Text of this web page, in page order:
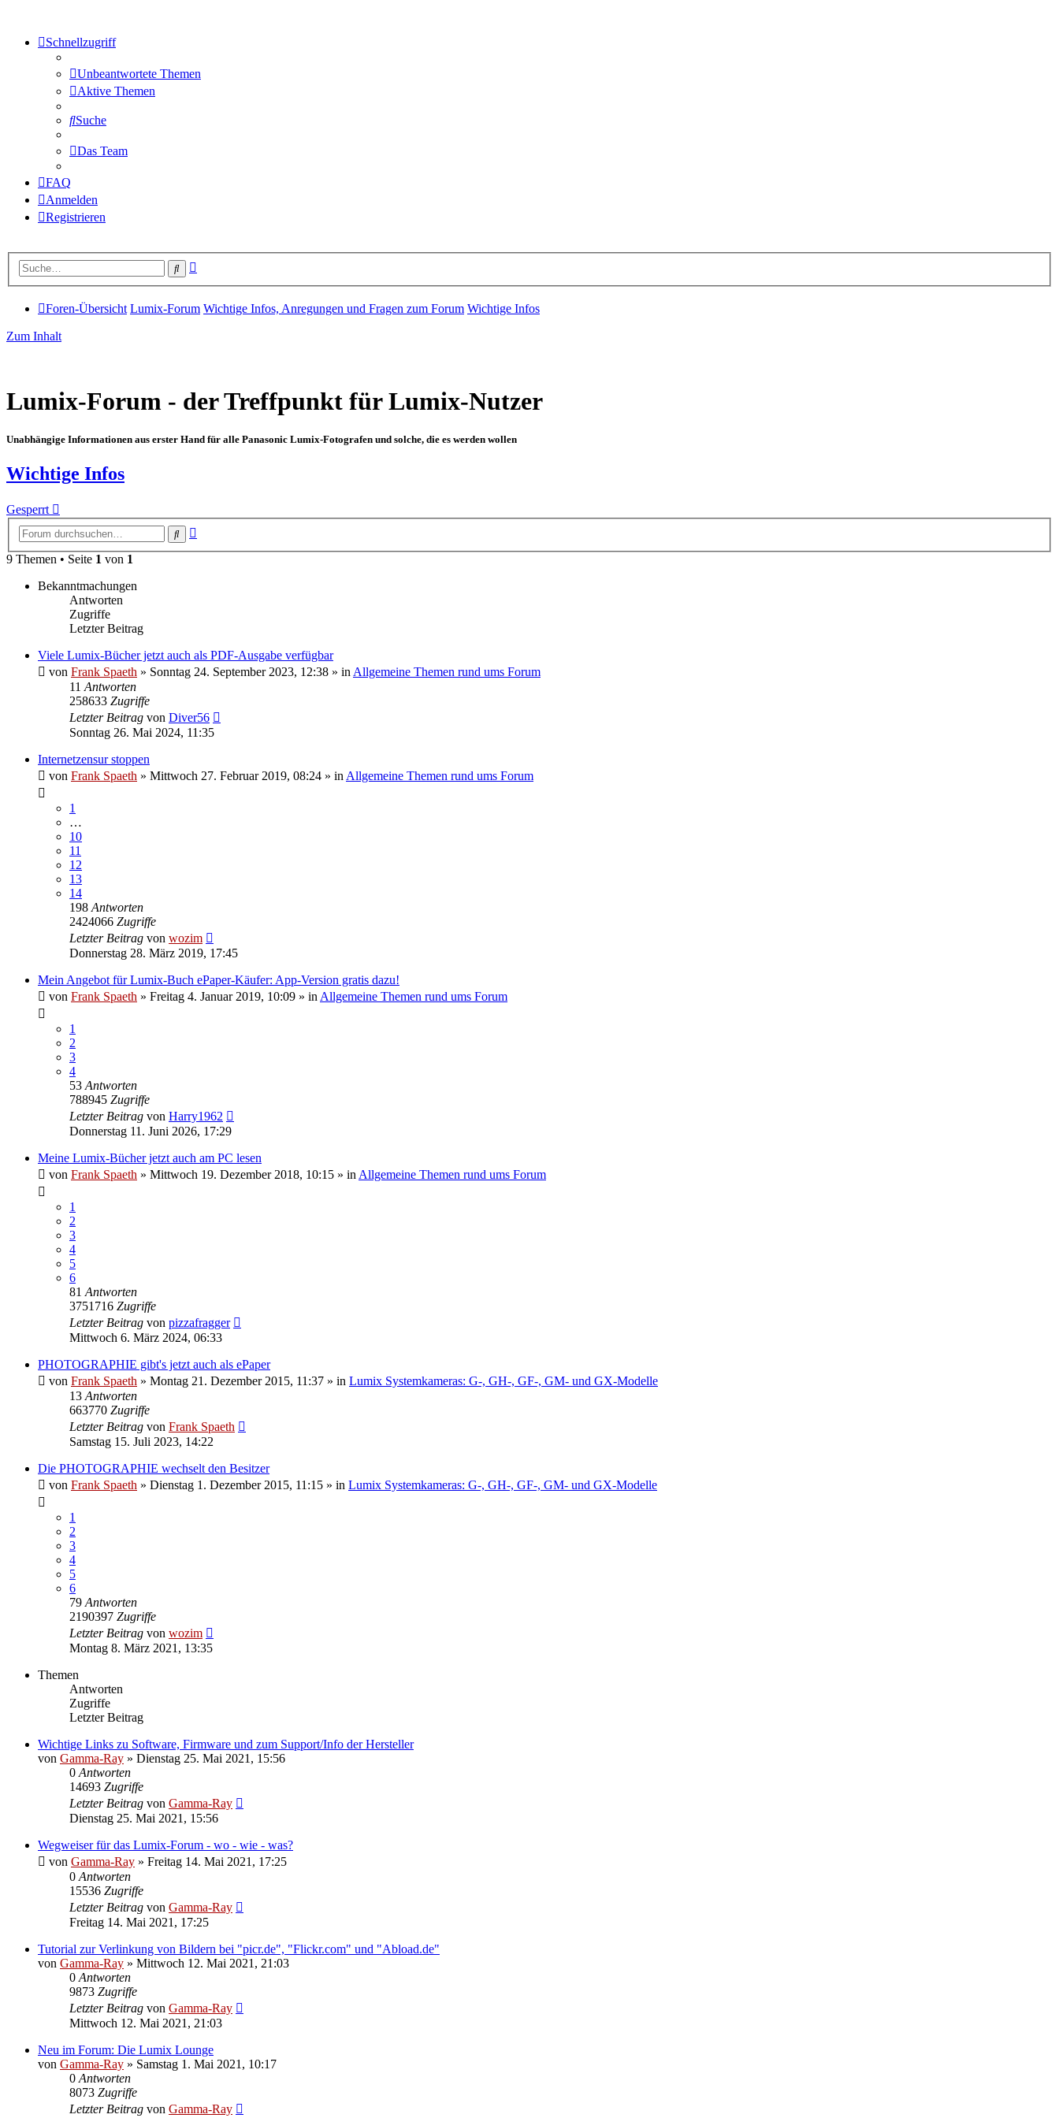
Schnellzugriff
Unbeantwortete Themen
Aktive Themen
Suche
Das Team
FAQ
Anmelden
Registrieren
Suche
Foren-Übersicht Lumix-Forum Wichtige Infos, Anregungen und Fragen zum Forum Wichtige Infos
Zum Inhalt
Lumix-Forum - der Treffpunkt für Lumix-Nutzer
Unabhängige Informationen aus erster Hand für alle Panasonic Lumix-Fotografen und solche, die es werden wollen
Wichtige Infos
Gesperrt
Suche
9 Themen • Seite 1 von 1
Bekanntmachungen
Antworten
Zugriffe
Letzter Beitrag
Viele Lumix-Bücher jetzt auch als PDF-Ausgabe verfügbar
von Frank Spaeth » Sonntag 24. September 2023, 12:38 » in Allgemeine Themen rund ums Forum
11 Antworten
258633 Zugriffe
Letzter Beitrag von Diver56
Sonntag 26. Mai 2024, 11:35
Internetzensur stoppen
von Frank Spaeth » Mittwoch 27. Februar 2019, 08:24 » in Allgemeine Themen rund ums Forum
1
…
10
11
12
13
14
198 Antworten
2424066 Zugriffe
Letzter Beitrag von wozim
Donnerstag 28. März 2019, 17:45
Mein Angebot für Lumix-Buch ePaper-Käufer: App-Version gratis dazu!
von Frank Spaeth » Freitag 4. Januar 2019, 10:09 » in Allgemeine Themen rund ums Forum
1
2
3
4
53 Antworten
788945 Zugriffe
Letzter Beitrag von Harry1962
Donnerstag 11. Juni 2026, 17:29
Meine Lumix-Bücher jetzt auch am PC lesen
von Frank Spaeth » Mittwoch 19. Dezember 2018, 10:15 » in Allgemeine Themen rund ums Forum
1
2
3
4
5
6
81 Antworten
3751716 Zugriffe
Letzter Beitrag von pizzafragger
Mittwoch 6. März 2024, 06:33
PHOTOGRAPHIE gibt's jetzt auch als ePaper
von Frank Spaeth » Montag 21. Dezember 2015, 11:37 » in Lumix Systemkameras: G-, GH-, GF-, GM- und GX-Modelle
13 Antworten
663770 Zugriffe
Letzter Beitrag von Frank Spaeth
Samstag 15. Juli 2023, 14:22
Die PHOTOGRAPHIE wechselt den Besitzer
von Frank Spaeth » Dienstag 1. Dezember 2015, 11:15 » in Lumix Systemkameras: G-, GH-, GF-, GM- und GX-Modelle
1
2
3
4
5
6
79 Antworten
2190397 Zugriffe
Letzter Beitrag von wozim
Montag 8. März 2021, 13:35
Themen
Antworten
Zugriffe
Letzter Beitrag
Wichtige Links zu Software, Firmware und zum Support/Info der Hersteller
von Gamma-Ray » Dienstag 25. Mai 2021, 15:56
0 Antworten
14693 Zugriffe
Letzter Beitrag von Gamma-Ray
Dienstag 25. Mai 2021, 15:56
Wegweiser für das Lumix-Forum - wo - wie - was?
von Gamma-Ray » Freitag 14. Mai 2021, 17:25
0 Antworten
15536 Zugriffe
Letzter Beitrag von Gamma-Ray
Freitag 14. Mai 2021, 17:25
Tutorial zur Verlinkung von Bildern bei "picr.de", "Flickr.com" und "Abload.de"
von Gamma-Ray » Mittwoch 12. Mai 2021, 21:03
0 Antworten
9873 Zugriffe
Letzter Beitrag von Gamma-Ray
Mittwoch 12. Mai 2021, 21:03
Neu im Forum: Die Lumix Lounge
von Gamma-Ray » Samstag 1. Mai 2021, 10:17
0 Antworten
8073 Zugriffe
Letzter Beitrag von Gamma-Ray